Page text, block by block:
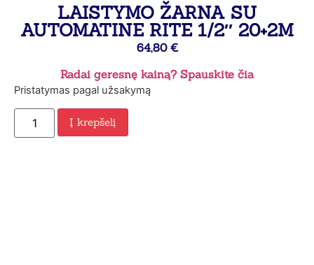
LAISTYMO ŽARNA SU
AUTOMATINE RITE 1/2″ 20+2M
64,80 €
Radai geresnę kainą? Spauskite čia
Pristatymas pagal užsakymą
Į krepšelį